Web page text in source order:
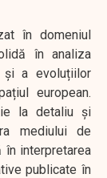
în domeniul
în analiza
și a evoluțiilor
european.
la detaliu și
mediului de
în interpretarea
publicate în